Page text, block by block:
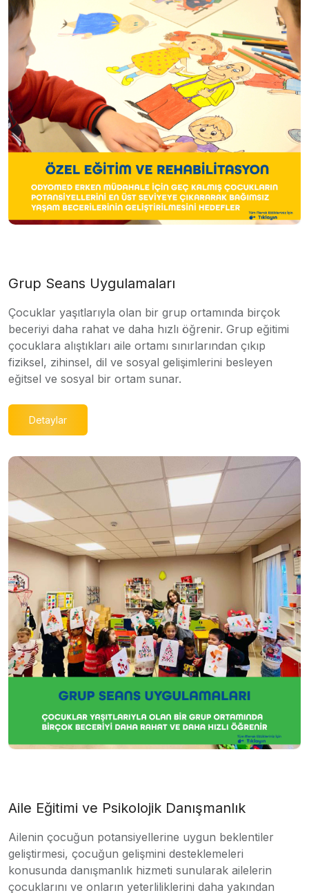
Grup Seans Uygulamaları
Çocuklar yaşıtlarıyla olan bir grup ortamında birçok
beceriyi daha rahat ve daha hızlı öğrenir. Grup eğitimi
çocuklara alıştıkları aile ortamı sınırlarından çıkıp
fiziksel, zihinsel, dil ve sosyal gelişimlerini besleyen
eğitsel ve sosyal bir ortam sunar.
Detaylar
Aile Eğitimi ve Psikolojik Danışmanlık
Ailenin çocuğun potansiyellerine uygun beklentiler
geliştirmesi, çocuğun gelişmini desteklemeleri
konusunda danışmanlık hizmeti sunularak ailelerin
çocuklarını ve onların yeterliliklerini daha yakından